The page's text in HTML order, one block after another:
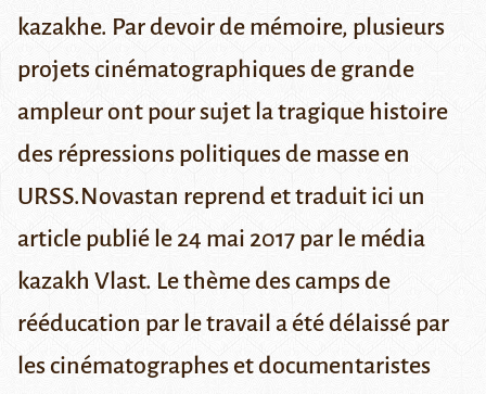
kazakhe. Par devoir de mémoire, plusieurs
projets cinématographiques de grande
ampleur ont pour sujet la tragique histoire
des répressions politiques de masse en
URSS.Novastan reprend et traduit ici un
article publié le 24 mai 2017 par le média
kazakh Vlast. Le thème des camps de
rééducation par le travail a été délaissé par
les cinématographes et documentaristes